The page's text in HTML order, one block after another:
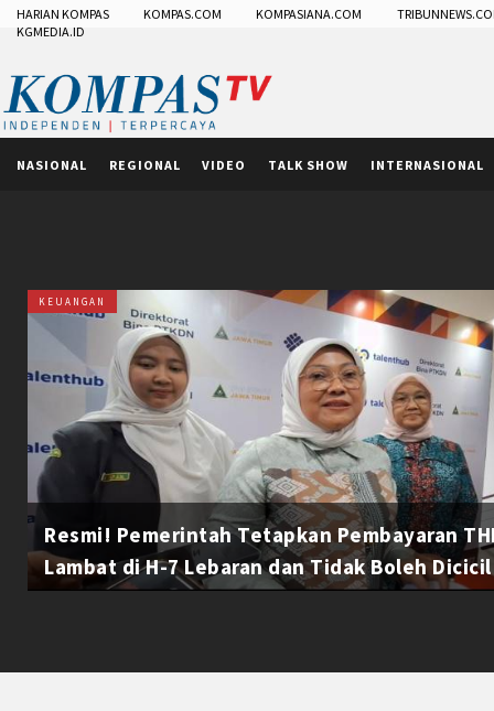
HARIAN KOMPAS KOMPAS.COM KOMPASIANA.COM
KGMEDIA.ID
NASIONAL REGIONAL VIDEO TALK SHOW INTERNASIONAL
KEUANGAN
Resmi! Pemerintah Tetapkan Pembayaran
Lambat di H-7 Lebaran dan Tidak Boleh Dicicil